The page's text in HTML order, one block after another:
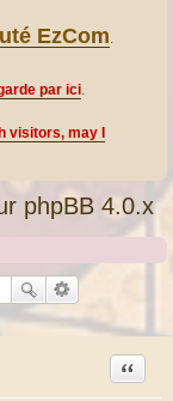
EzCom.
par ici.
visitors, may I
phpBB 4.0.x
Citation